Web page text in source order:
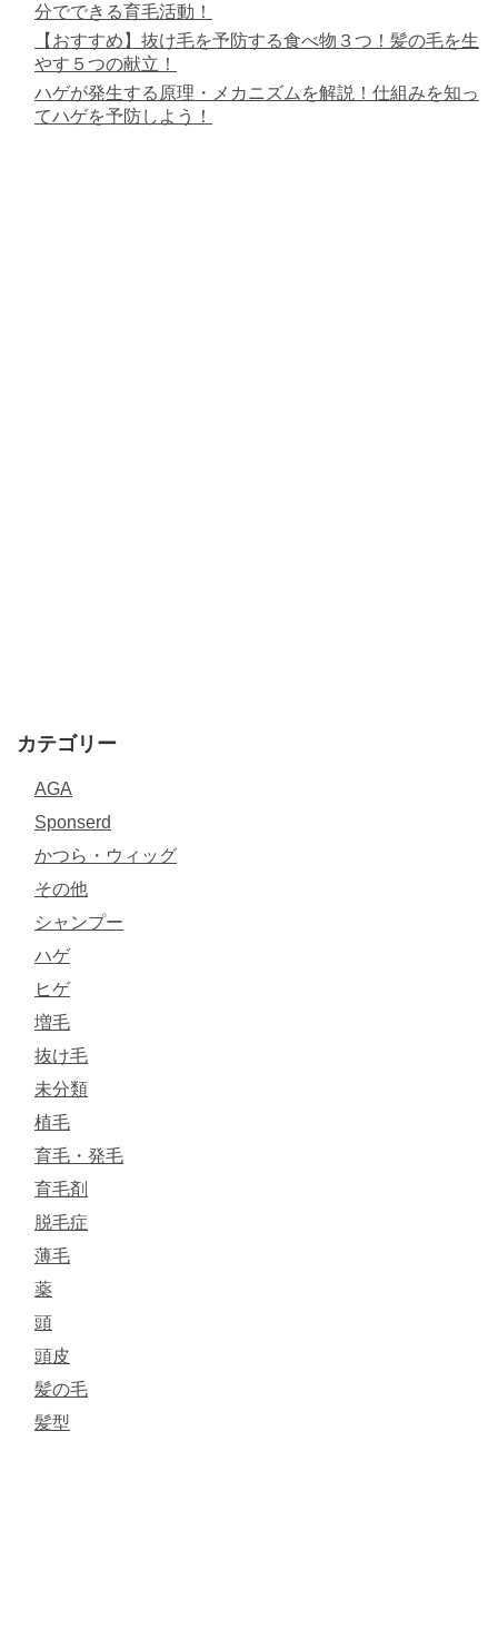
分でできる育毛活動！
【おすすめ】抜け毛を予防する食べ物３つ！髪の毛を生
やす５つの献立！
ハゲが発生する原理・メカニズムを解説！仕組みを知っ
てハゲを予防しよう！
カテゴリー
AGA
Sponserd
かつら・ウィッグ
その他
シャンプー
ハゲ
ヒゲ
増毛
抜け毛
未分類
植毛
育毛・発毛
育毛剤
脱毛症
薄毛
薬
頭
頭皮
髪の毛
髪型